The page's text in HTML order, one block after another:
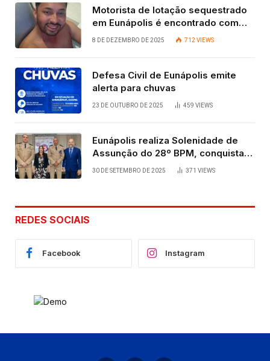
Motorista de lotação sequestrado
em Eunápolis é encontrado com
vida após quatro dias.
8 DE DEZEMBRO DE 2025 712 VIEWS
Defesa Civil de Eunápolis emite
alerta para chuvas
23 DE OUTUBRO DE 2025 459 VIEWS
Eunápolis realiza Solenidade de
Assunção do 28º BPM, conquista
viabilizada por articulação política
30 DE SETEMBRO DE 2025 371 VIEWS
REDES SOCIAIS
Facebook Instagram